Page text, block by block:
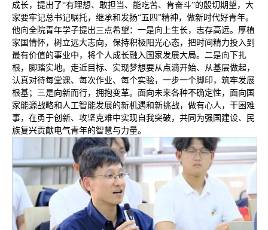
成长，提出了“有理想、敢担当、能吃苦、肯奋斗”的殷切期望，大
家要牢记总书记嘱托，继承和发扬“五四”精神，做新时代好青年。
他向全院青年学子提出三点希望：一是向上生长，志存高远。厚植
家国情怀，树立远大志向，保持积极阳光心态，把时间精力投入到
最有价值的事业中，将个人成长融入国家发展大局。二是向下扎
根，脚踏实地。走近目标、实现梦想要从点滴开始、从基层做起，
认真对待每堂课、每次作业、每个实验，一步一个脚印，筑牢发展
根基；三是向新而行，拥抱变革。面向未来各种不确定性，面向国
家能源战略和人工智能发展的新机遇和新挑战，做有心人，干困难
事，在勇于创新、攻坚克难中实现自我突破，共同为强国建设、民
族复兴贡献电气青年的智慧与力量。